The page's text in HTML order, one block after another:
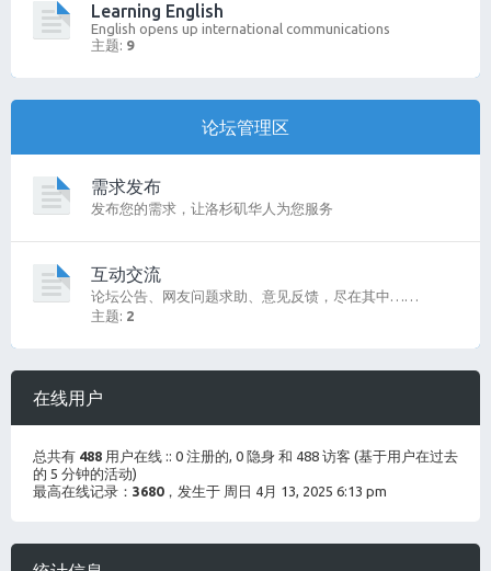
Learning English
English opens up international communications
主题: 9
论坛管理区
需求发布
发布您的需求，让洛杉矶华人为您服务
互动交流
论坛公告、网友问题求助、意见反馈，尽在其中……
主题: 2
在线用户
总共有 488 用户在线 :: 0 注册的, 0 隐身 和 488 访客 (基于用户在过去
的 5 分钟的活动)
最高在线记录： 3680，发生于 周日 4月 13, 2025 6:13 pm